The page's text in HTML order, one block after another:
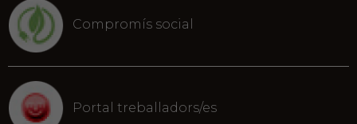
Compromís social
Portal treballadors/es